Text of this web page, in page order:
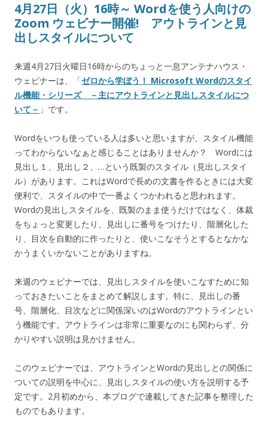
4月27日（火）16時～ Wordを使う人向けの
Zoom ウェビナー開催! アウトラインと見
出しスタイルについて
来週4月27日火曜日16時からのちょっと一息アンテナハウス・
ウェビナーは、「ゼロから学ぼう！ Microsoft Wordのスタイ
ル機能・シリーズ －主にアウトラインと見出しスタイルにつ
いて－ 」です。
Wordをいつも使っている人は多いと思いますが、スタイル機能
ってわからないなぁと感じることはありませんか？ Wordには
見出し１、見出し２、…という既製のスタイル（見出しスタイ
ル）があります。これはWordで長めの文書を作るときには大変
便利で、スタイルの中で一番よくつかわれると思われます。
Wordの見出しスタイルを、既製のまま使うだけではなく、体裁
をちょっと変更したり、見出しに番号をつけたり、階層化した
り、目次を自動的に作ったりと、使いこなそうとするとなかな
かうまくいかないことがありますね。
来週のウェビナーでは、見出しスタイルを使いこなすために知
っておきたいことをまとめて解説します。特に、見出しの番
号、階層化、目次などに関係深いのはWordのアウトラインとい
う機能です。アウトラインは非常に重要なのにも関わらず、分
かりやすい説明は見かけません。
このウェビナーでは、アウトラインとWordの見出しとの関係に
ついての説明を中心に、見出しスタイルの使い方を説明する予
定です。2月初めから、本ブログで連載してきた記事を整理した
ものでもあります。